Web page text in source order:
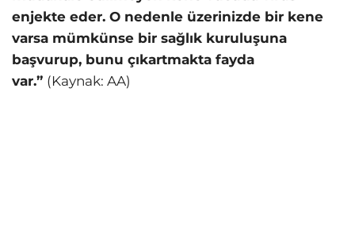
enjekte eder. O nedenle üzerinizde bir kene
varsa mümkünse bir sağlık kuruluşuna
başvurup, bunu çıkartmakta fayda
var.” (Kaynak: AA)